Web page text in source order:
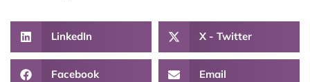
LinkedIn X - Twitter
Facebook Email